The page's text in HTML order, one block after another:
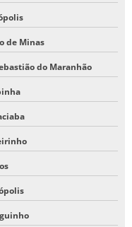
de Minas
do Maranhão